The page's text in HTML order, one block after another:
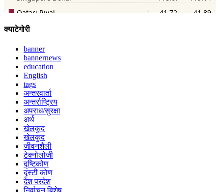
क्याटेगोरी
banner
bannernews
education
English
tags
अन्तरवार्ता
अन्तर्राष्ट्रिय
अपराध/सुरक्षा
अर्थ
खेलकुद
खेलकुद
जीवनशैली
टेक्नोलोजी
दृष्टिकोण
दृस्टी कोण
देश परदेश
निर्वाचन बिशेष